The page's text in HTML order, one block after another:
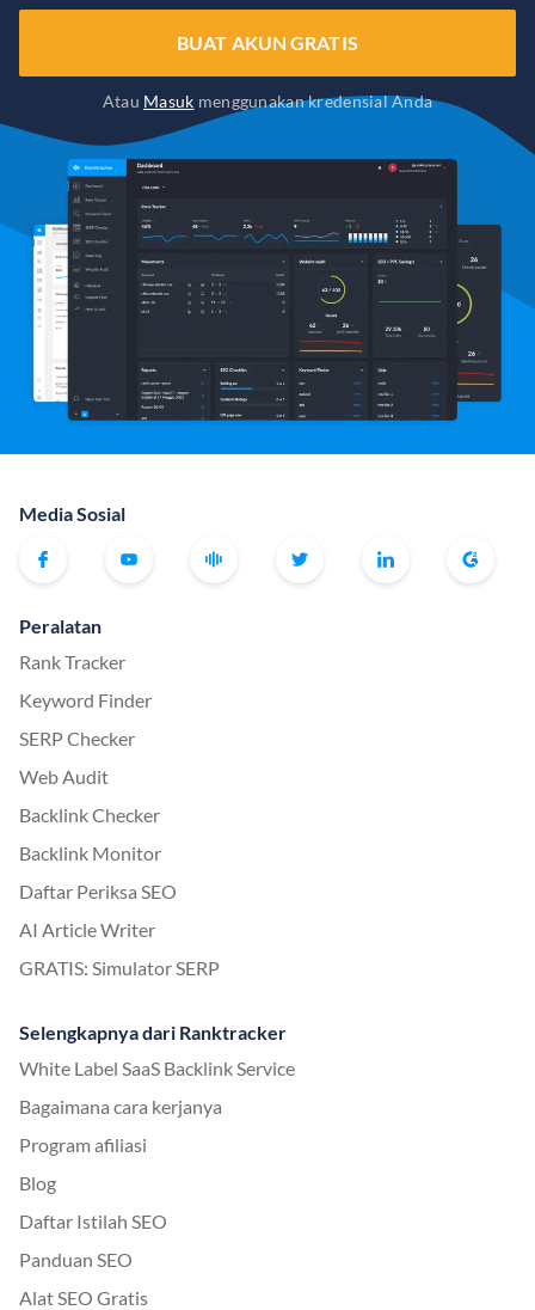
BUAT AKUN GRATIS
Atau Masuk menggunakan kredensial Anda
Media Sosial
Peralatan
Rank Tracker
Keyword Finder
SERP Checker
Web Audit
Backlink Checker
Backlink Monitor
Daftar Periksa SEO
AI Article Writer
GRATIS: Simulator SERP
Selengkapnya dari Ranktracker
White Label SaaS Backlink Service
Bagaimana cara kerjanya
Program afiliasi
Blog
Daftar Istilah SEO
Panduan SEO
Alat SEO Gratis